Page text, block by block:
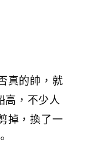
真的帥，就
高，不少人
掉，換了一